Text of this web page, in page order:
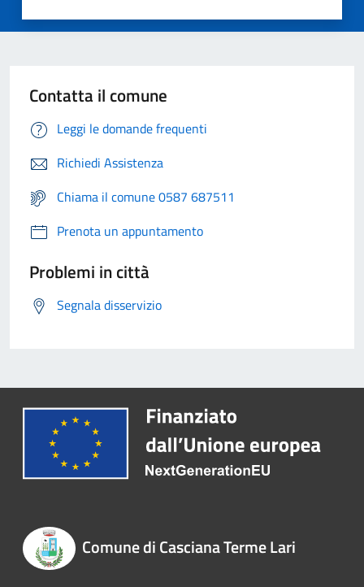
Contatta il comune
Leggi le domande frequenti
Richiedi Assistenza
Chiama il comune 0587 687511
Prenota un appuntamento
Problemi in città
Segnala disservizio
Comune di Casciana Terme Lari